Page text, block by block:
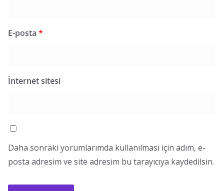
E-posta *
İnternet sitesi
Daha sonraki yorumlarımda kullanılması için adım, e-
posta adresim ve site adresim bu tarayıcıya kaydedilsin.